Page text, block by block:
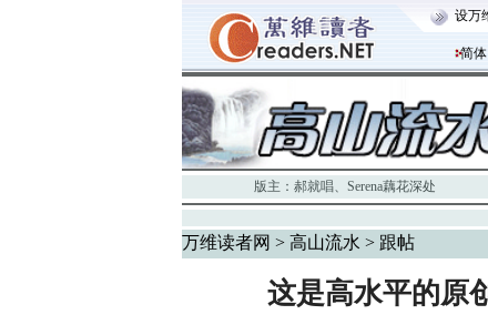
设万
简体
版主： 郝就唱、 Serena藕花深处
万维读者网 > 高山流水 > 跟帖
这是高水平的原